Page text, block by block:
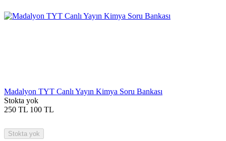
Madalyon TYT Canlı Yayın Kimya Soru Bankası
Stokta yok
250 TL 100 TL
Stokta yok